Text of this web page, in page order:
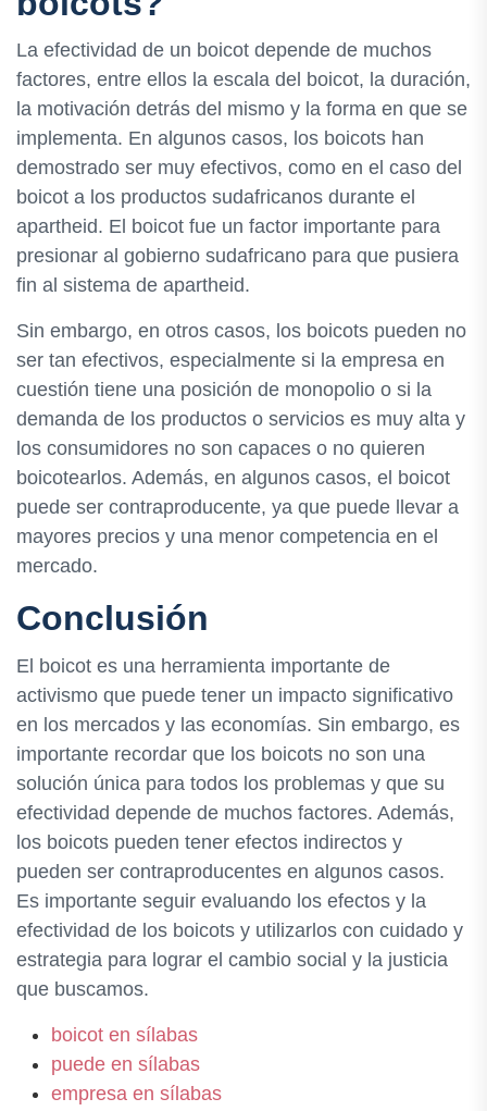
La efectividad de un boicot depende de muchos
factores, entre ellos la escala del boicot, la duración,
la motivación detrás del mismo y la forma en que se
implementa. En algunos casos, los boicots han
demostrado ser muy efectivos, como en el caso del
boicot a los productos sudafricanos durante el
apartheid. El boicot fue un factor importante para
presionar al gobierno sudafricano para que pusiera
fin al sistema de apartheid.
Sin embargo, en otros casos, los boicots pueden no
ser tan efectivos, especialmente si la empresa en
cuestión tiene una posición de monopolio o si la
demanda de los productos o servicios es muy alta y
los consumidores no son capaces o no quieren
boicotearlos. Además, en algunos casos, el boicot
puede ser contraproducente, ya que puede llevar a
mayores precios y una menor competencia en el
mercado.
Conclusión
El boicot es una herramienta importante de
activismo que puede tener un impacto significativo
en los mercados y las economías. Sin embargo, es
importante recordar que los boicots no son una
solución única para todos los problemas y que su
efectividad depende de muchos factores. Además,
los boicots pueden tener efectos indirectos y
pueden ser contraproducentes en algunos casos.
Es importante seguir evaluando los efectos y la
efectividad de los boicots y utilizarlos con cuidado y
estrategia para lograr el cambio social y la justicia
que buscamos.
boicot en sílabas
puede en sílabas
empresa en sílabas